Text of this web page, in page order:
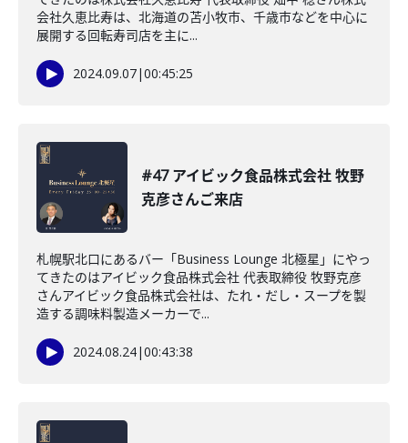
会社久恵比寿は、北海道の苫小牧市、千歳市などを中心に
展開する回転寿司店を主に...
2024.09.07|00:45:25
#47 アイビック食品株式会社 牧野
克彦さんご来店
札幌駅北口にあるバー「Business Lounge 北極星」にやっ
てきたのはアイビック食品株式会社 代表取締役 牧野克彦
さんアイビック食品株式会社は、たれ・だし・スープを製
造する調味料製造メーカーで...
2024.08.24|00:43:38